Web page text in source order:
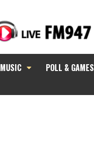
MUSIC POLL & GAMES